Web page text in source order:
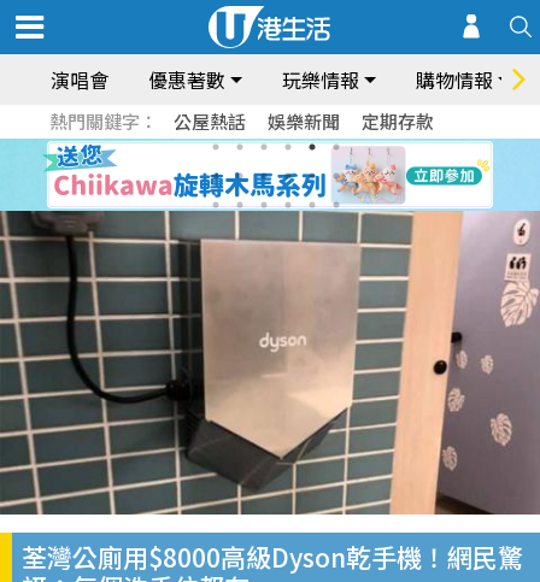
演唱會 優惠著數 玩樂情報 購物情報
熱門關鍵字： 公屋熱話 娛樂新聞 定期存款
荃灣公廁用$8000高級Dyson乾手機！網民驚